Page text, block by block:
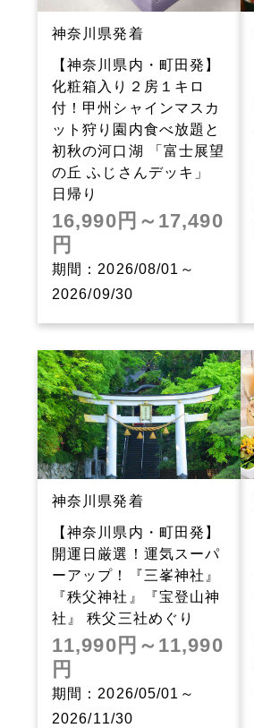
神奈川県発着
【神奈川県内・町田発】
化粧箱入り２房１キロ
付！甲州シャインマスカ
ット狩り園内食べ放題と
初秋の河口湖 「富士展望
の丘 ふじさんデッキ」
日帰り
16,990円～17,490
円
期間：2026/08/01～
2026/09/30
神奈川県発着
【神奈川県内・町田発】
開運日厳選！運気スーパ
ーアップ！『三峯神社』
『秩父神社』『宝登山神
社』 秩父三社めぐり
11,990円～11,990
円
期間：2026/05/01～
2026/11/30